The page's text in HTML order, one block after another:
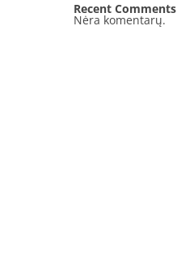
Recent Comments
Nėra komentarų.